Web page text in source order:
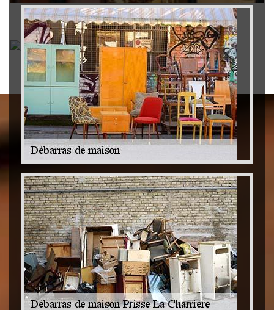
Rachat instrument de musique 79
Achat antiquité 79